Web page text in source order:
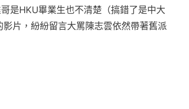
是HKU畢業生也不清楚（搞錯了是中大
片，紛紛留言大罵陳志雲依然帶著舊派